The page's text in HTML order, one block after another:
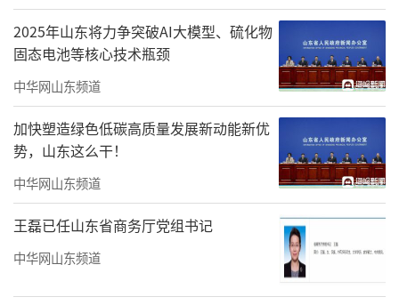
01我每天写一篇国是评论，一年写一本书
确切地说，我在65岁以后，进入人生最美
2025年山东将力争突破AI大模型、硫化物
固态电池等核心技术瓶颈
中华网山东频道
加快塑造绿色低碳高质量发展新动能新优
势，山东这么干！
中华网山东频道
王磊已任山东省商务厅党组书记
中华网山东频道